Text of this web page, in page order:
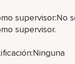
supervisor:No
supervisor.